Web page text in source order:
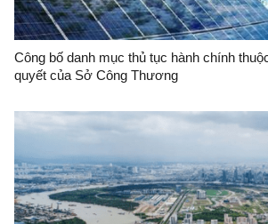
Công bố danh mục thủ tục hành chính
quyết của Sở Công Thương